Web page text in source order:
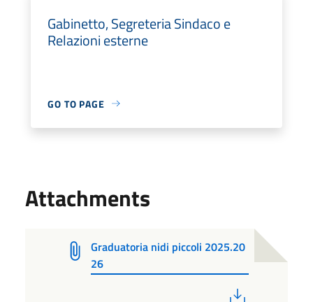
Gabinetto, Segreteria Sindaco e
Relazioni esterne
GO TO PAGE
Attachments
Graduatoria nidi piccoli 2025.20
26